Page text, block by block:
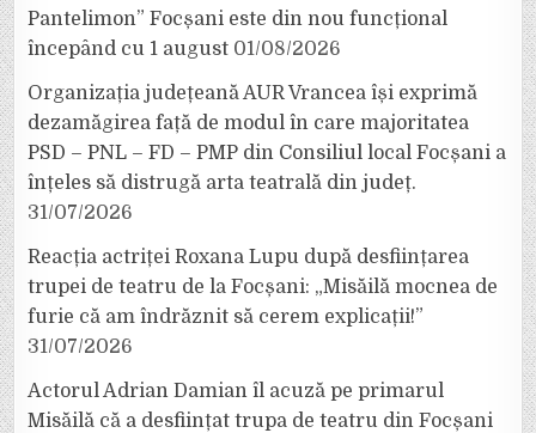
Pantelimon” Focșani este din nou funcțional
începând cu 1 august 01/08/2026
Organizația județeană AUR Vrancea își exprimă
dezamăgirea față de modul în care majoritatea
PSD – PNL – FD – PMP din Consiliul local Focșani a
înțeles să distrugă arta teatrală din județ.
31/07/2026
Reacția actriței Roxana Lupu după desființarea
trupei de teatru de la Focșani: „Misăilă mocnea de
furie că am îndrăznit să cerem explicații!”
31/07/2026
Actorul Adrian Damian îl acuză pe primarul
Misăilă că a desființat trupa de teatru din Focșani